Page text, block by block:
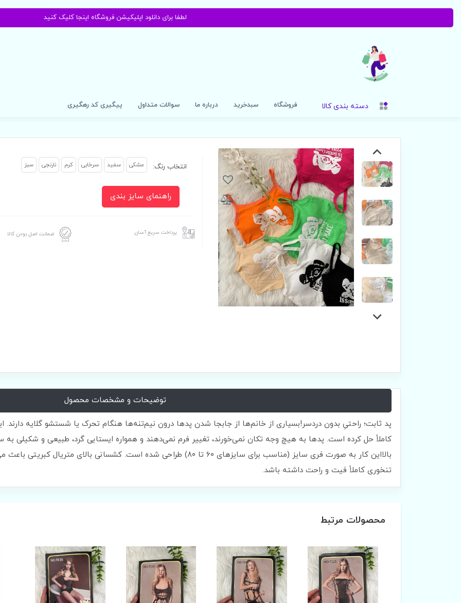
لطفا برای دانلود اپلیکیشن فروشگاه اینجا کلیک کنید
دسته بندی کالا فروشگاه سبدخرید درباره ما سوالات متداول پیگیری کد رهگیری
انتخاب رنگ: مشکی سفید سرخابی کرم نارنجی سبز
راهنمای سایز بندی
پرداخت سریع آسان ضمانت اصل بودن کالا
توضیحات و مشخصات محصول
پد ثابت؛ راحتیِ بدون دردسر!بسیاری از خانم‌ها از جابجا شدن پدها درون نیم‌تنه‌ها هنگام تحرک یا شستشو گلایه دارند.
کاملاً حل کرده است. پدها به هیچ وجه تکان نمی‌خورند، تغییر فرم نمی‌دهند و همواره ایستایی گرد، طبیعی و شکیلی
بالااین کار به صورت فری سایز (مناسب برای سایزهای ۶۰ تا ۸۰) طراحی شده است.
تنخوری کاملاً فیت و راحت داشته باشد.
محصولات مرتبط